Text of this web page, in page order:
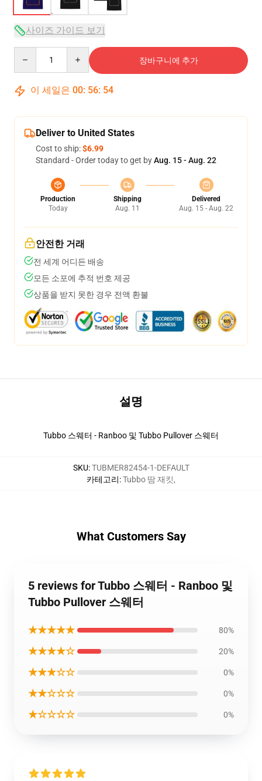
사이즈 가이드 보기
장바구니에 추가
이 세일은 00: 56: 54
Deliver to United States
Cost to ship:$6.99
Standard - Order today to get byAug. 15 - Aug. 22
Production
Today
Shipping
Aug. 11
Delivered
Aug. 15 - Aug. 22
안전한 거래
전 세계 어디든 배송
모든 소포에 추적 번호 제공
상품을 받지 못한 경우 전액 환불
설명
Tubbo 스웨터 - Ranboo 및 Tubbo Pullover 스웨터
SKU:TUBMER82454-1-DEFAULT
카테고리:Tubbo 땀 재킷,
What Customers Say
5 reviews for Tubbo 스웨터 - Ranboo 및
Tubbo Pullover 스웨터
★★★★★ 80%
★★★★☆ 20%
★★★☆☆ 0%
★★☆☆☆ 0%
★☆☆☆☆ 0%